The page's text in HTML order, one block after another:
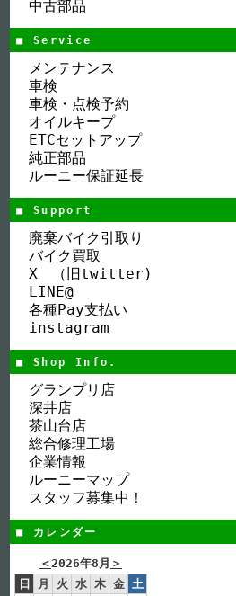
中古部品
■ Service
メンテナンス
車検
車検・点検予約
オイルキープ
ETCセットアップ
純正部品
ルーニー保証延長
■ Support
廃棄バイク引取り
バイク買取
X （旧twitter)
LINE@
各種Pay支払い
instagram
■ Shop Info.
グランプリ店
深井店
茶山台店
総合修理工場
企業情報
ルーニーマップ
スタッフ募集中！
■ カレンダー
＜2026年8月 ＞
日
月 火 水 木 金 土